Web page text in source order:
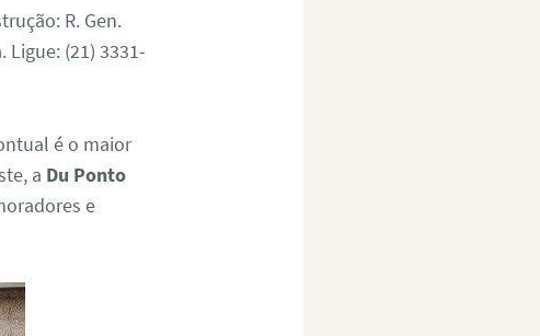
R. Gen.
(21) 3331-
é o maior
a Du Ponto
e